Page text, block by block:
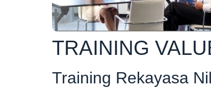
TRAINING
Training Rekayasa